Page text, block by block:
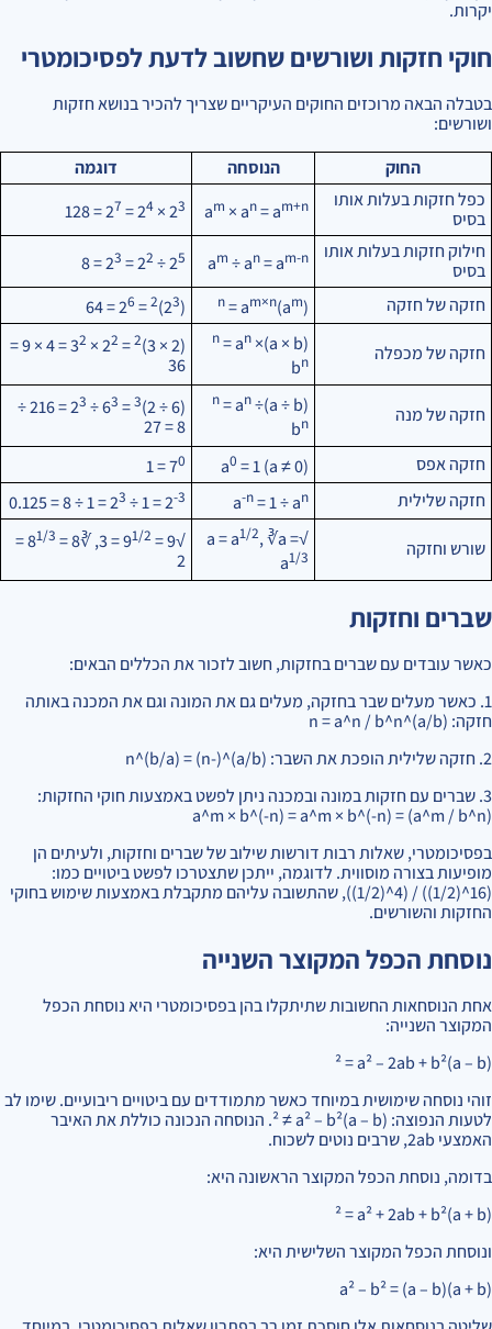
יקרות.
חוקי חזקות ושורשים שחשוב לדעת לפסיכומטרי
בטבלה הבאה מרוכזים החוקים העיקריים שצריך להכיר בנושא חזקות
ושורשים:
החוק
הנוסחה
דוגמה
כפל חזקות בעלות אותו
בסיס
am × an= am+n
23
× 2
4
= 2
7
= 128
חילוק חזקות בעלות אותו
בסיס
am ÷ an= am-n
25
÷ 2
2
= 2
3
= 8
חזקה של חזקה
(a
m
)
n= am×n
(2
3
)
2
= 2
6
= 64
חזקה של מכפלה
(a × b)
n= an ×
bn
(2 × 3)
2
= 2
2
× 3
2
= 4 × 9 =
36
חזקה של מנה (a ÷ b)
n= an÷
bn
(6 ÷ 2)
3
= 6
3
÷ 2
3
= 216 ÷
8 = 27
חזקה אפס
a0 = 1 (a ≠ 0)
70
= 1
חזקה שלילית
a-n= 1 ÷ an
2-3
= 1 ÷ 2
3
= 1 ÷ 8 = 0.125
שורש וחזקה
√a = a
1/2, ∛a =
a1/3
√9 = 9
1/2
= 3, ∛8 = 8
1/3
=
2
שברים וחזקות
כאשר עובדים עם שברים בחזקות, חשוב לזכור את הכללים הבאים:
1. כאשר מעלים שבר בחזקה, מעלים גם את המונה וגם את המכנה באותה
חזקה: (a/b)^n = a^n / b^n
2. חזקה שלילית הופכת את השבר: (a/b)^(-n) = (b/a)^n
3. שברים עם חזקות במונה ובמכנה ניתן לפשט באמצעות חוקי החזקות:
(a^m / b^n) = a^m × b^(-n) = a^m × b^(-n)
בפסיכומטרי, שאלות רבות דורשות שילוב של שברים וחזקות, ולעיתים הן
מופיעות בצורה מוסווית. לדוגמה, ייתכן שתצטרכו לפשט ביטויים כמו:
(16^(1/2)) / (4^(1/2)), שהתשובה עליהם מתקבלת באמצעות שימוש בחוקי
החזקות והשורשים.
נוסחת הכפל המקוצר השנייה
אחת הנוסחאות החשובות שתיתקלו בהן בפסיכומטרי היא נוסחת הכפל
המקוצר השנייה:
(a – b)² = a² – 2ab + b²
זוהי נוסחה שימושית במיוחד כאשר מתמודדים עם ביטויים ריבועיים. שימו לב
לטעות הנפוצה: (a – b)² ≠ a² – b². הנוסחה הנכונה כוללת את האיבר
האמצעי 2ab, שרבים נוטים לשכוח.
בדומה, נוסחת הכפל המקוצר הראשונה היא:
(a + b)² = a² + 2ab + b²
ונוסחת הכפל המקוצר השלישית היא:
(a + b)(a – b) = a² – b²